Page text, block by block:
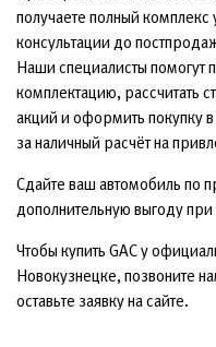
получаете полный комплекс
консультации до
Наши специалисты помогут
комплектацию, рассчитать
акций и оформить покупку
за наличный расчёт на
Сдайте ваш автомобиль по
дополнительную выгоду
Чтобы купить GAC у
Новокузнецке, позвоните
оставьте заявку на сайте.